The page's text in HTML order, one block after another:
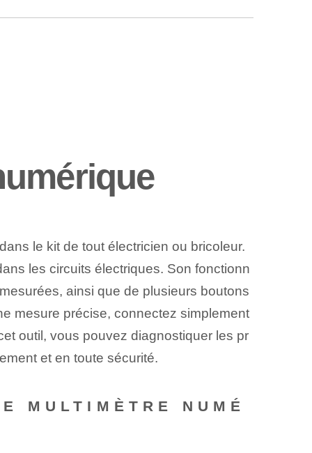
le kit de tout électricien ou bricoleur.
les circuits électriques. ‌Son fonctionn
ainsi que de plusieurs boutons
mesure précise, connectez simplement
outil, vous pouvez diagnostiquer les pr
et en toute sécurité.
MULTIMÈTRE NUMÉ